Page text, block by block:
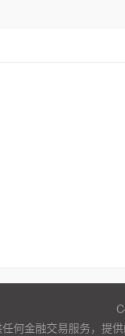
何金融交易服务，提